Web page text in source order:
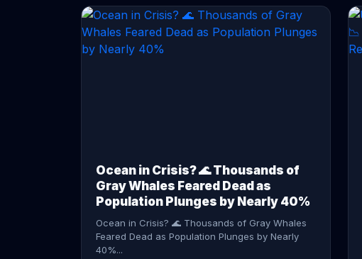
Ocean in Crisis? 🌊 Thousands of
Gray Whales Feared Dead as
Population Plunges by Nearly 40%
Ocean in Crisis? 🌊 Thousands of Gray Whales
Feared Dead as Population Plunges by Nearly
40%...